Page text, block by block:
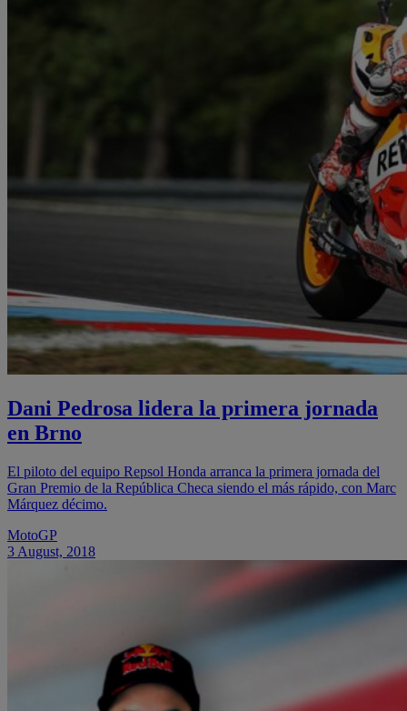
Dani Pedrosa lidera la primera jornada
en Brno
El piloto del equipo Repsol Honda arranca la primera jornada del
Gran Premio de la República Checa siendo el más rápido, con Marc
Márquez décimo.
MotoGP
3 August, 2018